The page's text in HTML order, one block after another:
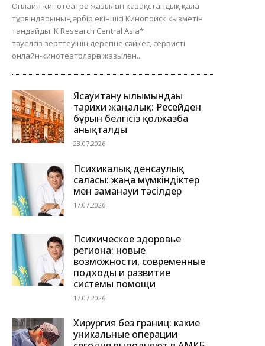
Онлайн-кинотеатрға жазылған қазақстандық қала
тұрғындарының әрбір екіншісі Кинопоиск қызметін
таңдайды. K Research Central Asia*
тәуелсіз зерттеуінің дерегіне сәйкес, сервисті
онлайн-кинотеатрларға жазылған...
Ясауитану ғылымындағы
тарихи жаңалық: Ресейден
бұрын белгісіз қолжазба
анықталды
23.07.2026
Психикалық денсаулық
саласы: жаңа мүмкіндіктер
мен заманауи тәсілдер
17.07.2026
Психическое здоровье
региона: новые
возможности, современные
подходы и развитие
системы помощи
17.07.2026
Хирургия без границ: какие
уникальные операции